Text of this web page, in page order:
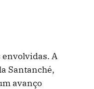
envolvidas. A
Santanché,
avanço